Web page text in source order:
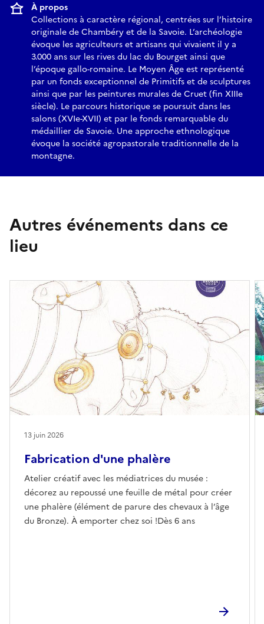
À propos
Collections à caractère régional, centrées sur l’histoire
originale de Chambéry et de la Savoie. L’archéologie
évoque les agriculteurs et artisans qui vivaient il y a
3.000 ans sur les rives du lac du Bourget ainsi que
l’époque gallo-romaine. Le Moyen Âge est représenté
par un fonds exceptionnel de Primitifs et de sculptures
ainsi que par les peintures murales de Cruet (fin XIIIe
siècle). Le parcours historique se poursuit dans les
salons (XVIe-XVII) et par le fonds remarquable du
médaillier de Savoie. Une approche ethnologique
évoque la société agropastorale traditionnelle de la
montagne.
Autres événements dans ce
lieu
Fabrication d'une phalère
Atelier créatif avec les médiatrices du musée :
décorez au repoussé une feuille de métal pour créer
une phalère (élément de parure des chevaux à l’âge
du Bronze). À emporter chez soi !Dès 6 ans
13 juin 2026